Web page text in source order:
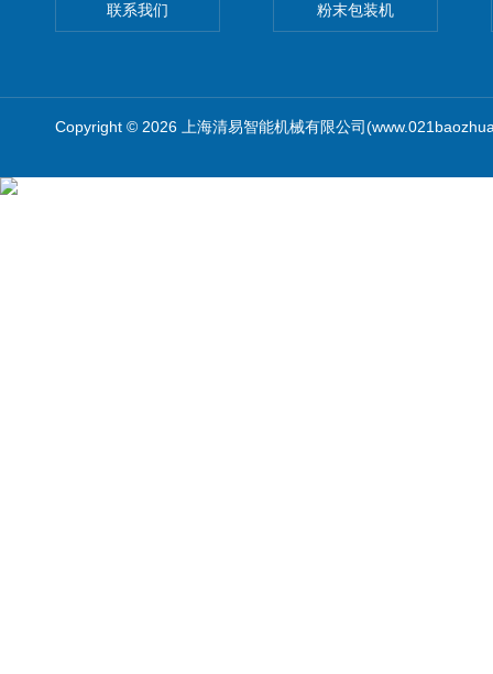
联系我们 粉末包装机
Copyright © 2026 上海清易智能机械有限公司